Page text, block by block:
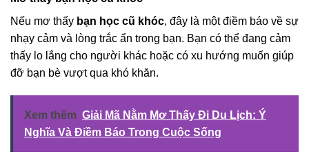
Nếu mơ thấy bạn học cũ khóc, đây là một điềm báo về sự
nhạy cảm và lòng trắc ẩn trong bạn. Bạn có thể đang cảm
thấy lo lắng cho người khác hoặc có xu hướng muốn giúp
đỡ bạn bè vượt qua khó khăn.
Xem thêm Giải Mã Nằm Mơ Thấy Đi Du Lịch: Ý
Nghĩa Và Điềm Báo Trong Cuộc Sống